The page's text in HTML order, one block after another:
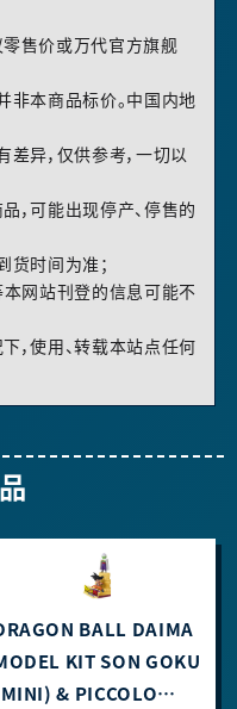
售价或万代官方旗舰
非本商品标价。中国内地
异，仅供参考，一切以
，可能出现停产、停售的
货时间为准；
本网站刊登的信息可能不
，使用、转载本站点任何
BALL DAIMA
KIT SON GOKU
& PICCOLO